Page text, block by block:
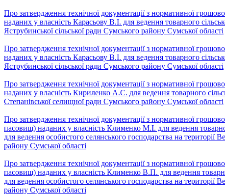
Про затвердження технічної документації з нормативної
наданих у власність Карасьову В.І. для ведення товарного
Яструбинської сільської ради Сумського району Сумської області
Про затвердження технічної документації з нормативної
наданих у власність Карасьову В.І. для ведення товарного
Яструбинської сільської ради Сумського району Сумської області
Про затвердження технічної документації з нормативної
наданих у власність Кириленко А.С. для ведення товарного
Степанівської селищної ради Сумського району Сумської області
Про затвердження технічної документації з нормативної
пасовищ) наданих у власність Клименко М.І. для ведення
для ведення особистого селянського господарства на території
району Сумської області
Про затвердження технічної документації з нормативної
пасовищ) наданих у власність Клименко В.П. для ведення
для ведення особистого селянського господарства на території
району Сумської області